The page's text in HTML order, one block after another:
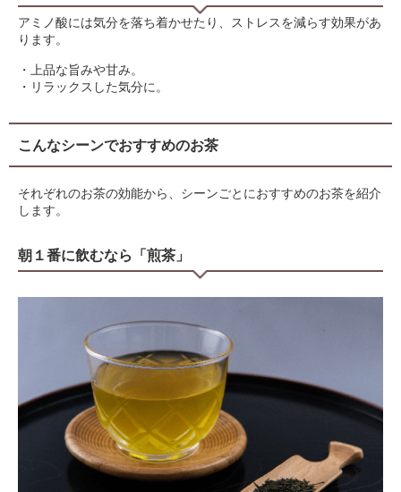
アミノ酸には気分を落ち着かせたり、ストレスを減らす効果があ
ります。
・上品な旨みや甘み。
・リラックスした気分に。
こんなシーンでおすすめのお茶
それぞれのお茶の効能から、シーンごとにおすすめのお茶を紹介
します。
朝１番に飲むなら「煎茶」